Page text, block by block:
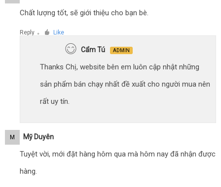
Chất lượng tốt, sẽ giới thiệu cho bạn bè.
Reply ● Like
Cẩm Tú ADMIN
Thanks Chị, website bên em luôn cập nhật những
sản phẩm bán chạy nhất đề xuất cho người mua nên
rất uy tín.
M Mỹ Duyên
Tuyệt vời, mới đặt hàng hôm qua mà hôm nay đã nhận được
hàng.